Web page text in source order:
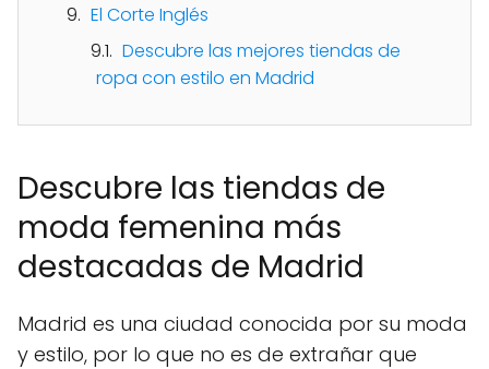
El Corte Inglés
Descubre las mejores tiendas de
ropa con estilo en Madrid
Descubre las tiendas de
moda femenina más
destacadas de Madrid
Madrid es una ciudad conocida por su moda
y estilo, por lo que no es de extrañar que